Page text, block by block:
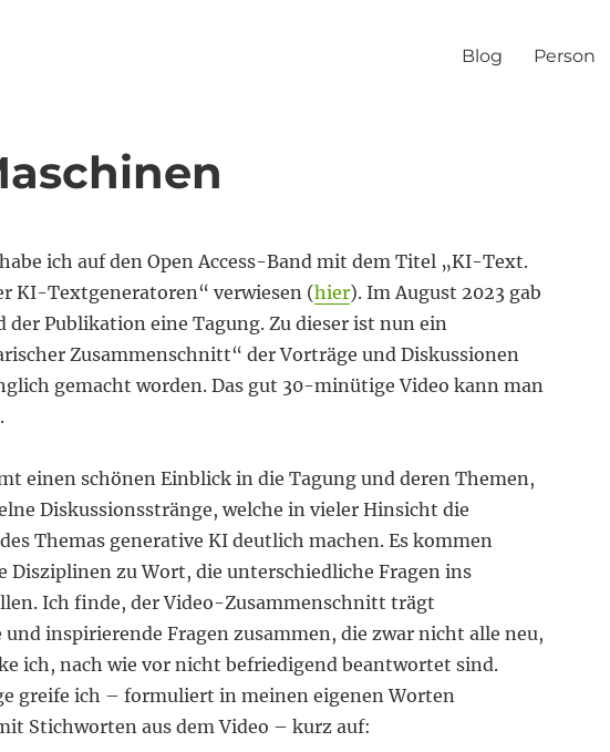
Blog Person
ich auf den Open Access-Band mit dem Titel „KI-Text.
KI-Textgeneratoren“ verwiesen (hier). Im August 2023 gab
der Publikation eine Tagung. Zu dieser ist nun ein
Zusammenschnitt“ der Vorträge und Diskussionen
gemacht worden. Das gut 30-minütige Video kann man
einen schönen Einblick in die Tagung und deren Themen,
Diskussionsstränge, welche in vieler Hinsicht die
Themas generative KI deutlich machen. Es kommen
Disziplinen zu Wort, die unterschiedliche Fragen ins
Ich finde, der Video-Zusammenschnitt trägt
inspirierende Fragen zusammen, die zwar nicht alle neu,
ich, nach wie vor nicht befriedigend beantwortet sind.
greife ich – formuliert in meinen eigenen Worten
Stichworten aus dem Video – kurz auf: